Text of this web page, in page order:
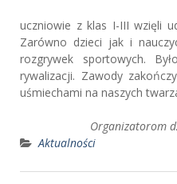
uczniowie z klas I-III wzięli
Zarówno dzieci jak i
rozgrywek sportowych.
rywalizacji. Zawody
uśmiechami na naszych
Organizatorom
Aktualności